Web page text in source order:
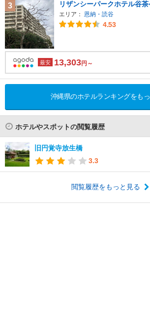
3 リザンシーパークホテル谷茶
エリア： 恩納・読谷
4.53
最安 13,303円～
沖縄県のホテルランキングをも
ホテルやスポットの閲覧履歴
旧円覚寺放生橋
3.3
閲覧履歴をもっと見る